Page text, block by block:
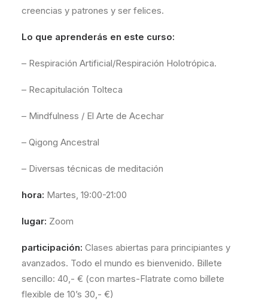
creencias y patrones y ser felices.
Lo que aprenderás en este curso:
– Respiración Artificial/Respiración Holotrópica.
– Recapitulación Tolteca
– Mindfulness / El Arte de Acechar
– Qigong Ancestral
– Diversas técnicas de meditación
hora: Martes, 19:00-21:00
lugar: Zoom
participación: Clases abiertas para principiantes y
avanzados. Todo el mundo es bienvenido. Billete
sencillo: 40,- € (con martes-Flatrate como billete
flexible de 10’s 30,- €)